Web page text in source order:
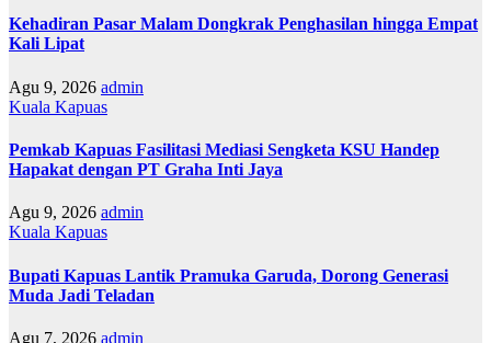
Kehadiran Pasar Malam Dongkrak Penghasilan hingga Empat
Kali Lipat
Agu 9, 2026 admin
Kuala Kapuas
Pemkab Kapuas Fasilitasi Mediasi Sengketa KSU Handep
Hapakat dengan PT Graha Inti Jaya
Agu 9, 2026 admin
Kuala Kapuas
Bupati Kapuas Lantik Pramuka Garuda, Dorong Generasi
Muda Jadi Teladan
Agu 7, 2026 admin